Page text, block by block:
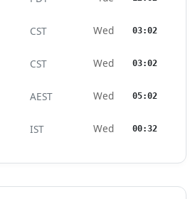
CST Wed 03:02
CST Wed 03:02
AEST Wed 05:02
IST Wed 00:32